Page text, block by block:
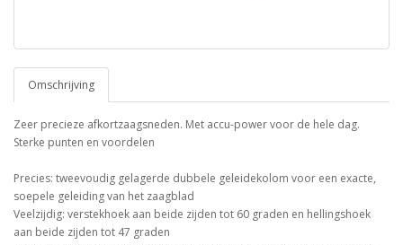
Omschrijving
Zeer precieze afkortzaagsneden. Met accu-power voor de hele dag.
Sterke punten en voordelen
Precies: tweevoudig gelagerde dubbele geleidekolom voor een exacte,
soepele geleiding van het zaagblad
Veelzijdig: verstekhoek aan beide zijden tot 60 graden en hellingshoek
aan beide zijden tot 47 graden